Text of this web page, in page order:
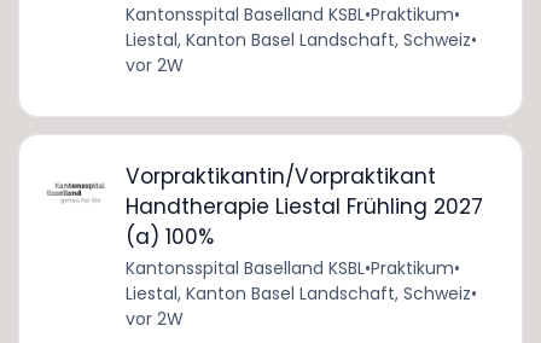
Kantonsspital Baselland KSBL•Praktikum•
Liestal, Kanton Basel Landschaft, Schweiz•
vor 2W
Vorpraktikantin/Vorpraktikant
Handtherapie Liestal Frühling 2027
(a) 100%
Kantonsspital Baselland KSBL•Praktikum•
Liestal, Kanton Basel Landschaft, Schweiz•
vor 2W